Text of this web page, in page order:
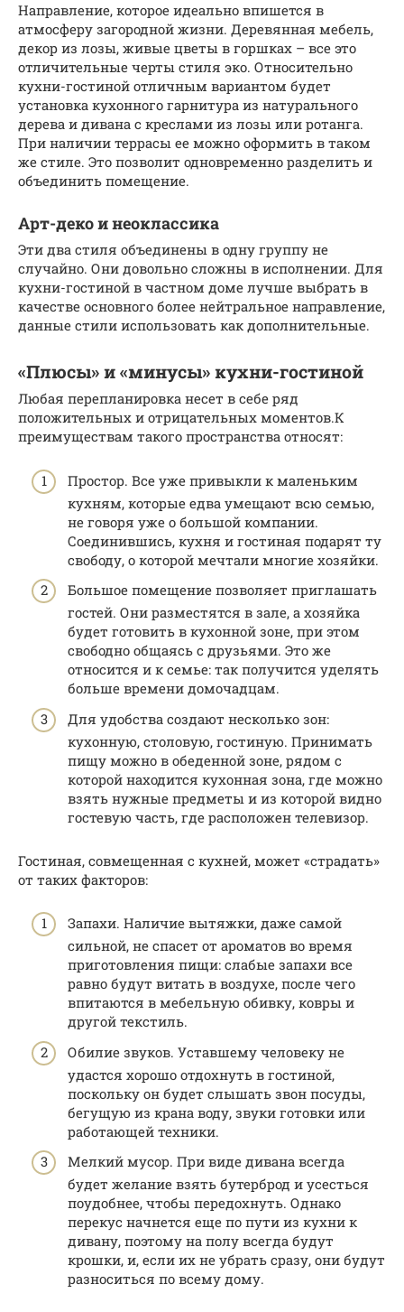
Направление, которое идеально впишется в
атмосферу загородной жизни. Деревянная мебель,
декор из лозы, живые цветы в горшках – все это
отличительные черты стиля эко. Относительно
кухни-гостиной отличным вариантом будет
установка кухонного гарнитура из натурального
дерева и дивана с креслами из лозы или ротанга.
При наличии террасы ее можно оформить в таком
же стиле. Это позволит одновременно разделить и
объединить помещение.
Арт-деко и неоклассика
Эти два стиля объединены в одну группу не
случайно. Они довольно сложны в исполнении. Для
кухни-гостиной в частном доме лучше выбрать в
качестве основного более нейтральное направление,
данные стили использовать как дополнительные.
«Плюсы» и «минусы» кухни-гостиной
Любая перепланировка несет в себе ряд
положительных и отрицательных моментов.К
преимуществам такого пространства относят:
Простор. Все уже привыкли к маленьким
кухням, которые едва умещают всю семью,
не говоря уже о большой компании.
Соединившись, кухня и гостиная подарят ту
свободу, о которой мечтали многие хозяйки.
Большое помещение позволяет приглашать
гостей. Они разместятся в зале, а хозяйка
будет готовить в кухонной зоне, при этом
свободно общаясь с друзьями. Это же
относится и к семье: так получится уделять
больше времени домочадцам.
Для удобства создают несколько зон:
кухонную, столовую, гостиную. Принимать
пищу можно в обеденной зоне, рядом с
которой находится кухонная зона, где можно
взять нужные предметы и из которой видно
гостевую часть, где расположен телевизор.
Гостиная, совмещенная с кухней, может «страдать»
от таких факторов:
Запахи. Наличие вытяжки, даже самой
сильной, не спасет от ароматов во время
приготовления пищи: слабые запахи все
равно будут витать в воздухе, после чего
впитаются в мебельную обивку, ковры и
другой текстиль.
Обилие звуков. Уставшему человеку не
удастся хорошо отдохнуть в гостиной,
поскольку он будет слышать звон посуды,
бегущую из крана воду, звуки готовки или
работающей техники.
Мелкий мусор. При виде дивана всегда
будет желание взять бутерброд и усесться
поудобнее, чтобы передохнуть. Однако
перекус начнется еще по пути из кухни к
дивану, поэтому на полу всегда будут
крошки, и, если их не убрать сразу, они будут
разноситься по всему дому.